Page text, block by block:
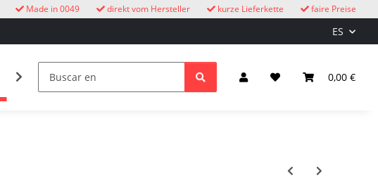
faire Preise
kurze Lieferkette
direkt vom Hersteller
Made in 0049
ES
0,00 €
Vida al aire libre Relojes de cuco niños Iluminación y